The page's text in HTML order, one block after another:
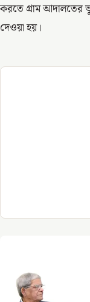
করতে গ্রাম আদালতের
দেওয়া হয়।